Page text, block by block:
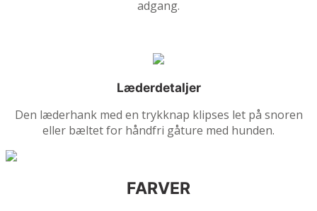
adgang.
Læderdetaljer
Den læderhank med en trykknap klipses let på snoren
eller bæltet for håndfri gåture med hunden.
FARVER